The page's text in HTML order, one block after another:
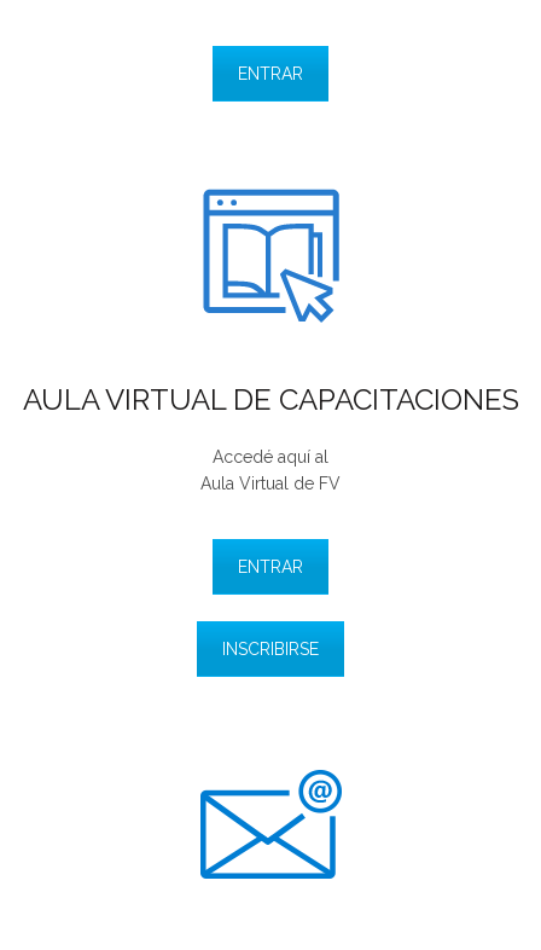
ENTRAR
AULA VIRTUAL DE CAPACITACIONES
Accedé aquí al
Aula Virtual de FV
ENTRAR
INSCRIBIRSE